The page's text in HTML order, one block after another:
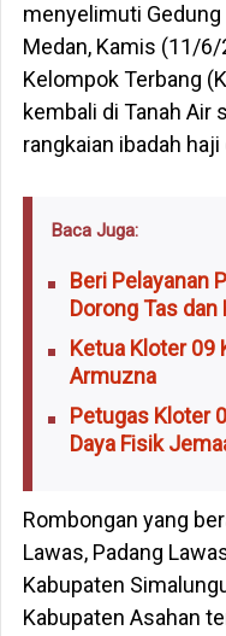
menyelimuti
Medan, Kamis (11/
Kelompok Terbang
kembali di Tanah Air
rangkaian ibadah haji
Baca Juga:
Beri Pelayanan
Dorong Tas
Ketua Kloter 09
Armuzna
Petugas Kloter
Daya Fisik
Rombongan yang
Lawas, Padang
Kabupaten
Kabupaten Asahan